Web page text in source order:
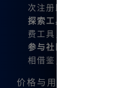
次注册即可获得免费使用
探索工具
：了解和使用
费工具，帮助我更好地
参与社区
：和其他用户
相借鉴，让创作变得更
价格与用户福利